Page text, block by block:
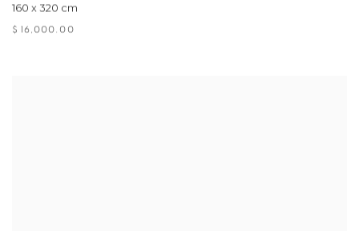
160 x 320 cm
$ 16,000.00